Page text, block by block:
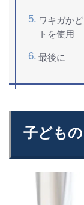
ワキガか
トを使用
最後に
子ども